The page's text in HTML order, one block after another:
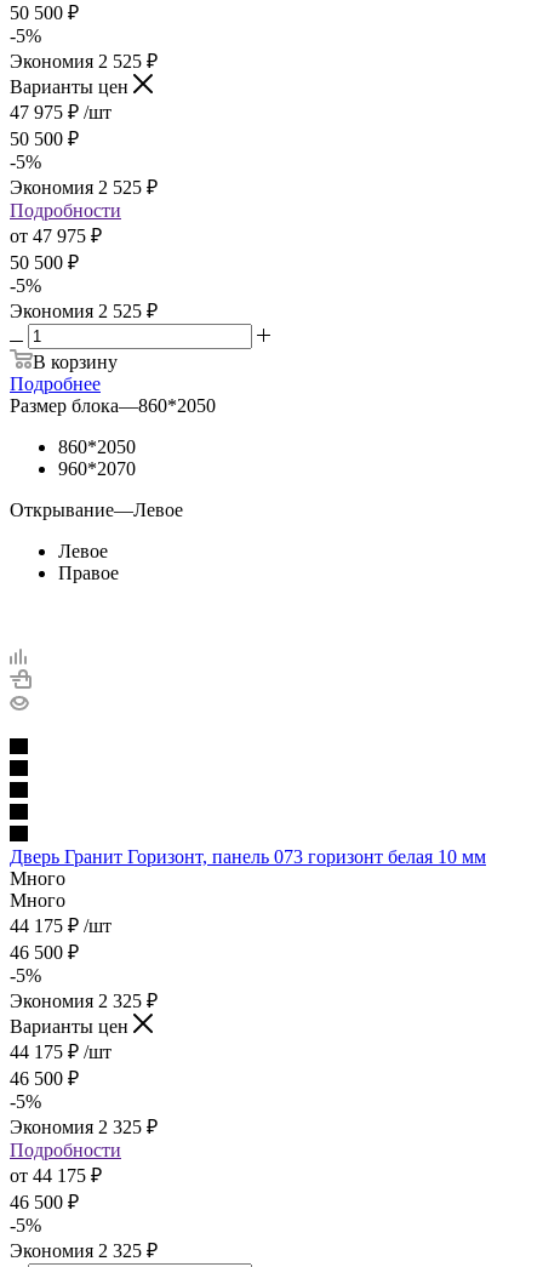
50 500 ₽
-5%
Экономия 2 525 ₽
Варианты цен
47 975 ₽ /шт
50 500 ₽
-5%
Экономия 2 525 ₽
Подробности
от 47 975 ₽
50 500 ₽
-5%
Экономия 2 525 ₽
В корзину
Подробнее
Размер блока—860*2050
860*2050
960*2070
Открывание—Левое
Левое
Правое
Дверь Гранит Горизонт, панель 073 горизонт белая 10 мм
Много
Много
44 175 ₽ /шт
46 500 ₽
-5%
Экономия 2 325 ₽
Варианты цен
44 175 ₽ /шт
46 500 ₽
-5%
Экономия 2 325 ₽
Подробности
от 44 175 ₽
46 500 ₽
-5%
Экономия 2 325 ₽